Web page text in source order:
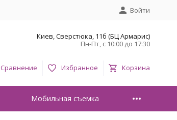
Войти
Киев, Сверстюка, 11б (БЦ Армарис)
Пн-Пт, с 10:00 до 17:30
Сравнение Избранное Корзина
Мобильная съемка